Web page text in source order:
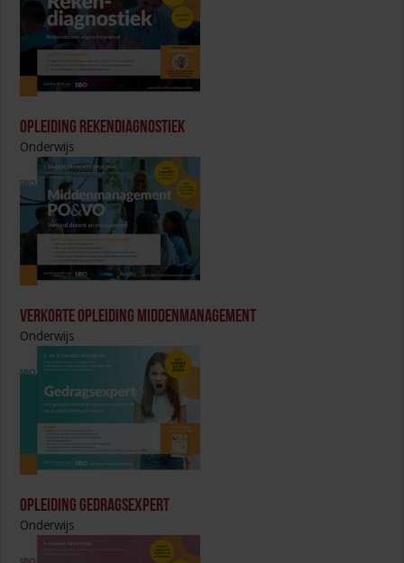
Opleiding Rekendiagnostiek
Onderwijs
Verkorte opleiding Middenmanagement
Onderwijs
Opleiding Gedragsexpert
Onderwijs